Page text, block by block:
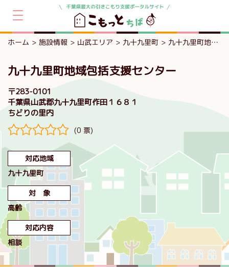
ホーム 施設情報 山武エリア 九十九里町 九十九里町地域包括支援センター
九十九里町地域包括支援センター
〒283-0101
千葉県山武郡九十九里町作田１６８１
ちどりの里内
(0 票)
対応地域
九十九里町
対 象
高齢
対応内容
相談